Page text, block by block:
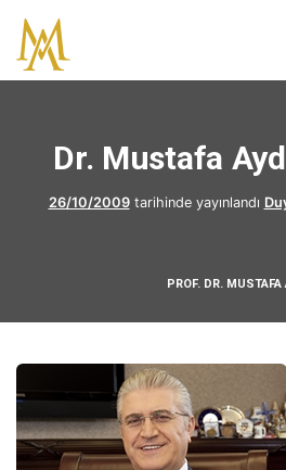
Dr. Mustafa
26/10/2009tarihinde yayınlandı
PROF. DR. MUSTAFA